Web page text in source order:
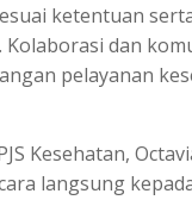
ketentuan
dan
pelayanan
Kesehatan,
langsung